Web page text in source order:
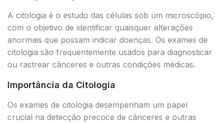
A citologia é o estudo das células sob um microscópio,
com o objetivo de identificar quaisquer alterações
anormais que possam indicar doenças. Os exames de
citologia são frequentemente usados para diagnosticar
ou rastrear cânceres e outras condições médicas.
Importância da Citologia
Os exames de citologia desempenham um papel
crucial na detecção precoce de cânceres e outras